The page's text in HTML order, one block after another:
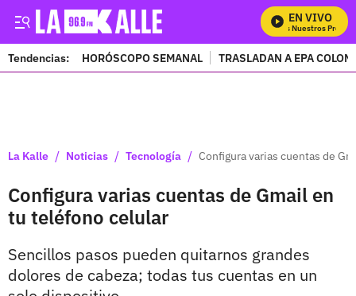
EN VIVO
Mira Todos Nuestros
Tendencias: HORÓSCOPO SEMANAL TRASLADAN A EPA
La Kalle / Noticias / Tecnología / Configura varias cuentas de
Configura varias cuentas de Gmail en
tu teléfono celular
Sencillos pasos pueden quitarnos grandes
dolores de cabeza; todas tus cuentas en un